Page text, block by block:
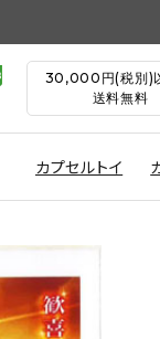
30,000円(税別)
送料無料
カプセルトイ